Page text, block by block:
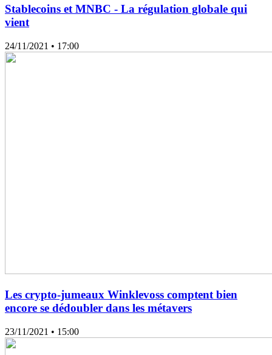
Stablecoins et MNBC - La régulation globale qui
vient
24/11/2021 • 17:00
Les crypto-jumeaux Winklevoss comptent bien
encore se dédoubler dans les métavers
23/11/2021 • 15:00